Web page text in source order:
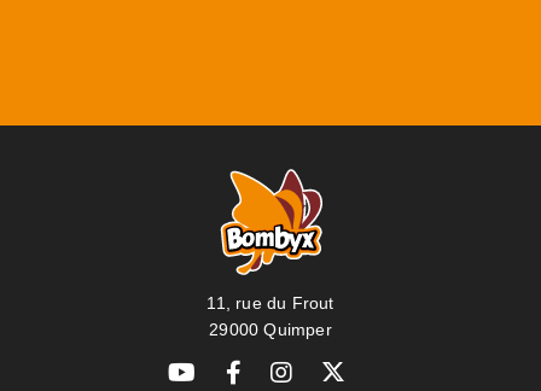
11, rue du Frout
29000 Quimper